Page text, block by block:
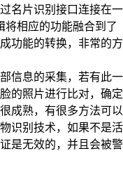
名片识别接口连接在一
将相应的功能融合到了
功能的转换，非常的方
信息的采集，若有此一
的照片进行比对，确定
成熟，有很多方法可以
识别技术，如果不是活
是无效的，并且会被警